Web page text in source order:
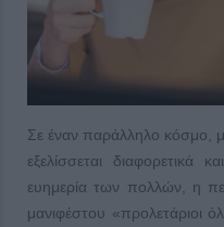
Σε έναν παράλληλο κόσμο,
εξελίσσεται διαφορετικά
ευημερία των πολλών, η
μανιφέστου «προλετάριοι